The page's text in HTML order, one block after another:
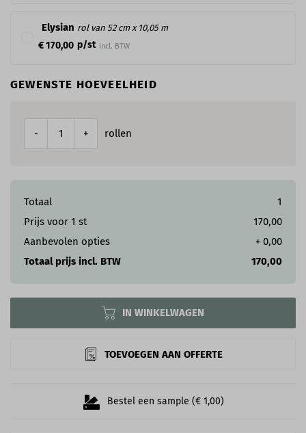
Elysian rol van 52 cm x 10,05 m
€ 170,00 p/st incl. BTW
GEWENSTE HOEVEELHEID
- + rollen
Totaal
1
Prijs voor 1 st
170,00
Aanbevolen opties
+ 0,00
Totaal prijs incl. BTW
170,00
Bestel een sample (€ 1,00)
IN WINKELWAGEN
TOEVOEGEN AAN OFFERTE